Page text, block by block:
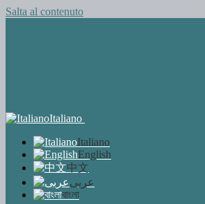
Salta al contenuto
Italiano
Italiano
English
中文
عربى
বাংলা